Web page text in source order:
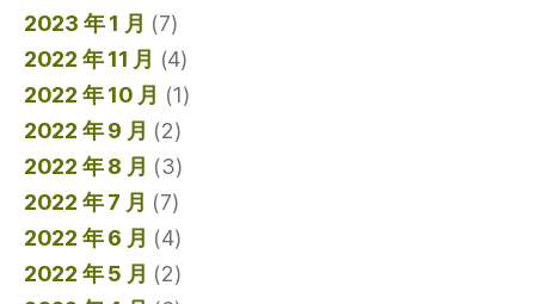
2023 年 1 月 (7)
2022 年 11 月 (4)
2022 年 10 月 (1)
2022 年 9 月 (2)
2022 年 8 月 (3)
2022 年 7 月 (7)
2022 年 6 月 (4)
2022 年 5 月 (2)